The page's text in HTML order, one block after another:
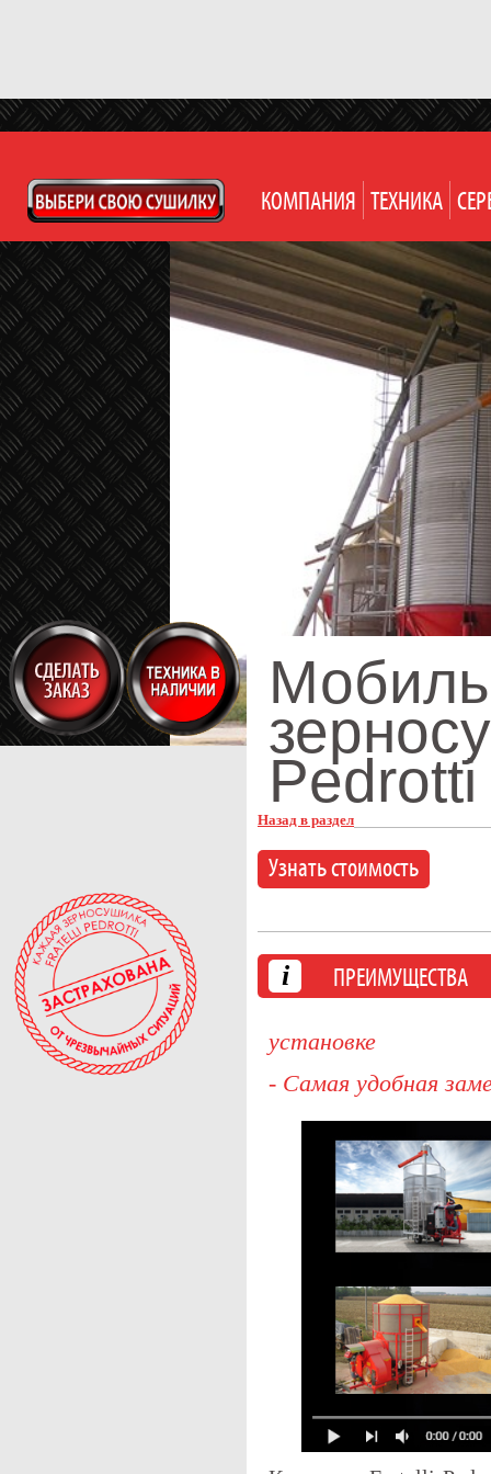
КОМПАНИЯ ТЕХНИКА
Назад в раздел
Узнать стоимость
i ПРЕИМУЩЕСТВА
установке
- Самая удобная